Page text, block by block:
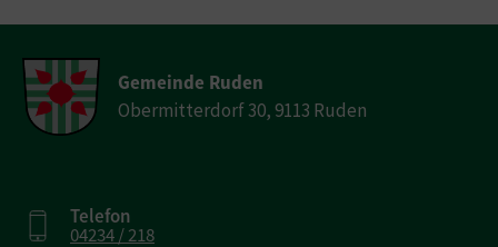
Gemeinde Ruden
Obermitterdorf 30, 9113 Ruden
Telefon
04234 / 218